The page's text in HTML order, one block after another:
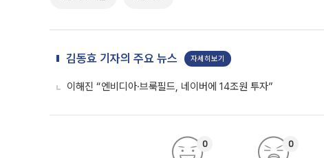
김동효 기자의 주요 뉴스 자세히보기
이해진 “엔비디아·브룩필드, 네이버에 14조원 투자”
0 0